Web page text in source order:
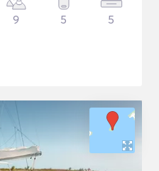
9 5 5